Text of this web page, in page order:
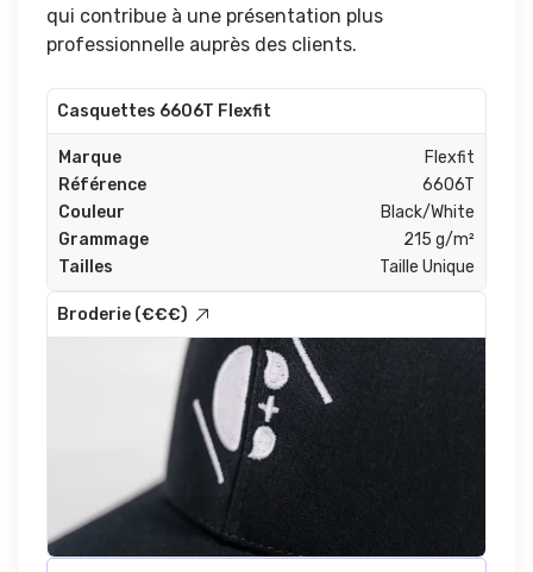
qui contribue à une présentation plus
professionnelle auprès des clients.
Casquettes 6606T Flexfit
Marque
Flexfit
Référence
6606T
Couleur
Black/White
Grammage
215 g/m²
Tailles
Taille Unique
Broderie (€€€)